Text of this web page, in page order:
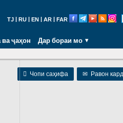
TJ RU EN AR FAR
ҷаҳон Дар бораи мо
 Чопи саҳифа ✉ Равон